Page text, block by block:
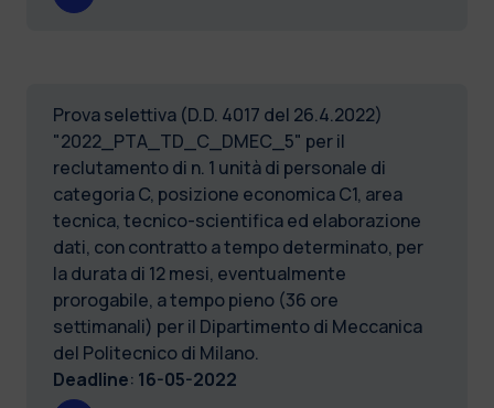
Prova selettiva (D.D. 4017 del 26.4.2022)
"2022_PTA_TD_C_DMEC_5" per il
reclutamento di n. 1 unità di personale di
categoria C, posizione economica C1, area
tecnica, tecnico-scientifica ed elaborazione
dati, con contratto a tempo determinato, per
la durata di 12 mesi, eventualmente
prorogabile, a tempo pieno (36 ore
settimanali) per il Dipartimento di Meccanica
del Politecnico di Milano.
Deadline: 16-05-2022